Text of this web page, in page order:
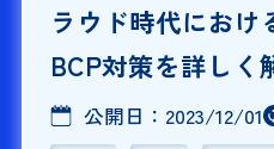
ラウド時代におけ
BCP対策を詳しく
公開日： 2023/12/01